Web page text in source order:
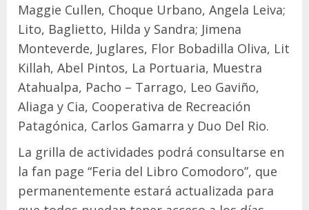
Maggie Cullen, Choque Urbano, Angela Leiva;
Lito, Baglietto, Hilda y Sandra; Jimena
Monteverde, Juglares, Flor Bobadilla Oliva, Lit
Killah, Abel Pintos, La Portuaria, Muestra
Atahualpa, Pacho – Tarrago, Leo Gaviño,
Aliaga y Cia, Cooperativa de Recreación
Patagónica, Carlos Gamarra y Duo Del Rio.
La grilla de actividades podrá consultarse en
la fan page “Feria del Libro Comodoro”, que
permanentemente estará actualizada para